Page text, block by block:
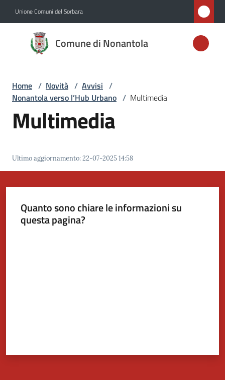
Unione Comuni del Sorbara
Comune di Nonantola
Comune di
Nonantola
Amministrazione
Novità
Menu selezionato
Vivere
Nonantola
Home / Novità / Avvisi /
Nonantola verso l’Hub Urbano / Multimedia
Multimedia
Ultimo aggiornamento:22-07-2025 14:58
Quanto sono chiare le informazioni su
questa pagina?